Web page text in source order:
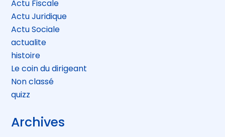
Actu Fiscale
Actu Juridique
Actu Sociale
actualite
histoire
Le coin du dirigeant
Non classé
quizz
Archives